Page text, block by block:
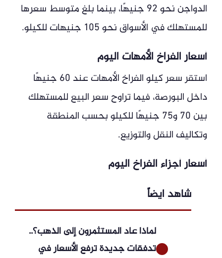
الدواجن نحو 92 جنيهًا، بينما بلغ متوسط سعرها
للمستهلك في الأسواق نحو 105 جنيهات للكيلو.
أسعار الفراخ الأمهات اليوم
استقر سعر كيلو الفراخ الأمهات عند 60 جنيهًا
داخل البورصة، فيما تراوح سعر البيع للمستهلك
بين 70 و75 جنيهًا للكيلو بحسب المنطقة
وتكاليف النقل والتوزيع.
أسعار أجزاء الفراخ اليوم
شاهد ايضاً
لماذا عاد المستثمرون إلى الذهب؟..
تدفقات جديدة ترفع الأسعار في